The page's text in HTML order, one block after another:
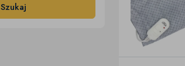
Szukaj